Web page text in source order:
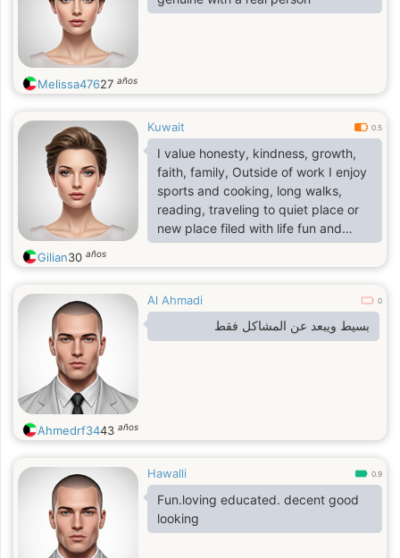
Melissa47627 años
Kuwait 0.5
I value honesty, kindness, growth,
faith, family, Outside of work I enjoy
sports and cooking, long walks,
reading, traveling to quiet place or
new place filed with life fun and
thing to learn from. I take care of
myself and try to bring calm, humor,
I’m looking for a grounded man who
shares similar values, communicates
openly,
Gilian30 años
Al Ahmadi 0
بسيط ويبعد عن المشاكل فقط
Ahmedrf3443 años
Hawalli 0.9
Fun.loving educated. decent good
looking